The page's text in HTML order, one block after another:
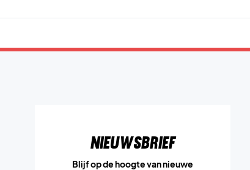
Nieuwsbrief
Blijf op de hoogte van nieuwe